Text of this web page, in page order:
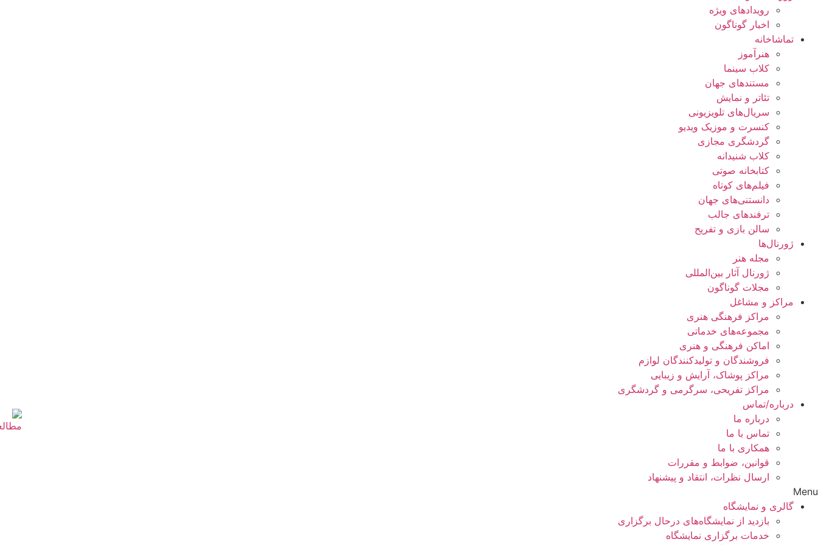
رویدادهای ویژه
اخبار گوناگون
تماشاخانه
هنرآموز
کلاب سینما
مستندهای جهان
تئاتر و نمایش
سریال‌های تلویزیونی
کنسرت و موزیک ویدیو
گردشگری مجازی
کلاب شنیدانه
کتابخانه صوتی
فیلم‌های کوتاه
دانستنی‌های جهان
ترفندهای جالب
سالن بازی و تفریح
ژورنال‌ها
مجله هنر
ژورنال آثار بین‌المللی
مجلات گوناگون
مراکز و مشاغل
مراکز فرهنگی هنری
مجموعه‌های خدماتی
اماکن فرهنگی و هنری
فروشندگان و تولیدکنندگان لوازم
مراکز پوشاک، آرایش و زیبایی
مراکز تفریحی، سرگرمی و گردشگری
درباره/تماس
درباره ما
تماس با ما
همکاری با ما
قوانین، ضوابط و مقررات
ارسال نظرات، انتقاد و پیشنهاد
Menu
گالری و نمایشگاه
بازدید از نمایشگاه‌های درحال برگزاری
خدمات برگزاری نمایشگاه